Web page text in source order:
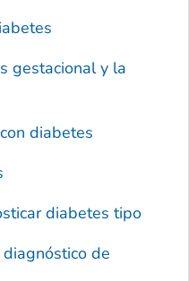
gestacional y la
diabetes
diabetes tipo
de